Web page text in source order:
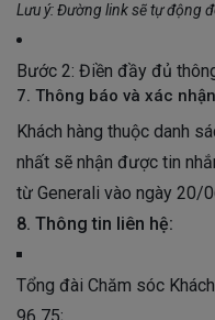
Lưu ý: Đường link sẽ tự động
Bước 2: Điền đầy đủ
7. Thông báo và xác
Khách hàng thuộc danh
nhất sẽ nhận được tin
từ Generali vào ngày 20/
8. Thông tin liên hệ:
Tổng đài Chăm sóc